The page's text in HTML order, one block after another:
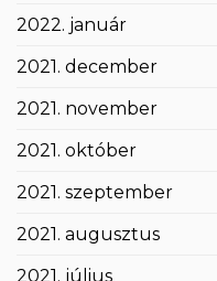
2022. január
2021. december
2021. november
2021. október
2021. szeptember
2021. augusztus
2021. július